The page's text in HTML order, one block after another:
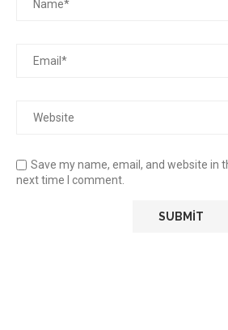
Save my name, email, and website in
next time I comment.